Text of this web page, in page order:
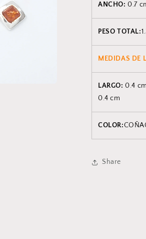
ANCHO:0.7
PESO TOTAL:
MEDIDAS DE
LARGO:0.4
0.4 cm
COLOR:
Share